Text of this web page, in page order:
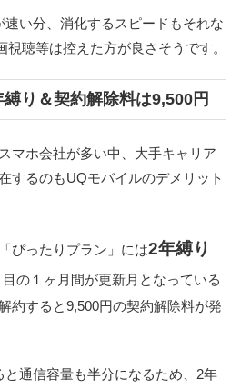
い分、消化するスピードもそれな
視聴等は控えた方が良さそうです。
り＆契約解除料は9,500円
マホ会社が多い中、大手キャリア
するのもUQモバイルのデメリット
ぴったりプラン」には2年縛り
目の１ヶ月間が更新月となっている
約すると9,500円の契約解除料が発
と通信容量も半分になるため、2年